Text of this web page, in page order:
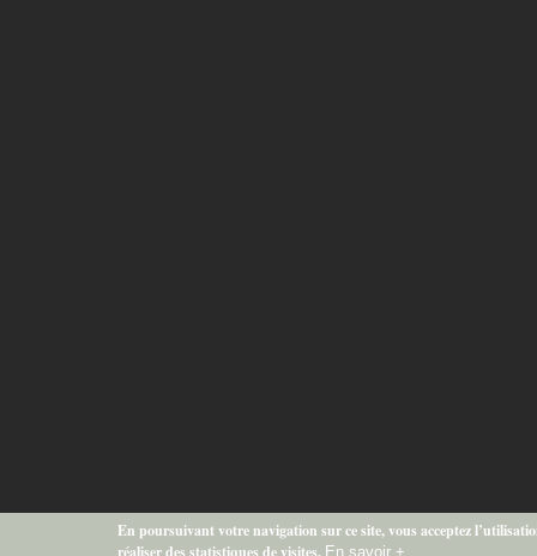
En poursuivant votre navigation sur ce site, vous acceptez
réaliser des statistiques de visites. En savoir +